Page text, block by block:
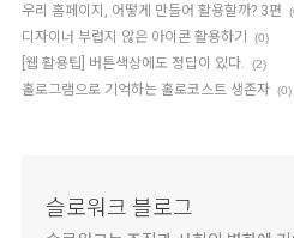
우리 홈페이지, 어떻게 만들어 활용할까? 3편
디자이너 부럽지 않은 아이콘 활용하기 (0)
[웹 활용팁] 버튼색상에도 정답이 있다. (2)
홀로그램으로 기억하는 홀로코스트 생존자 (0)
슬로워크 블로그